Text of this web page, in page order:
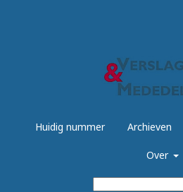
Huidig nummer Archieven
Over